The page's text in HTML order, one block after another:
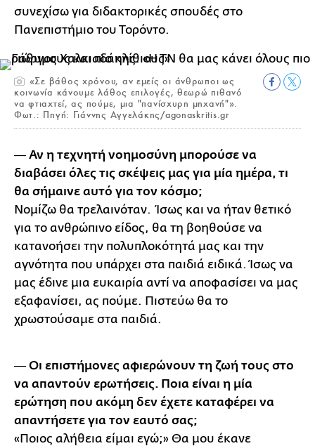
συνεχίσω για διδακτορικές σπουδές στο
Πανεπιστήμιο του Τορόντο.
«Σε βάθος χρόνου, αν εμείς οι άνθρωποι ως
κοινωνία κάνουμε λάθος επιλογές, θεωρώ πιθανό
να φτιαχτεί, ας πούμε, μια "πανίσχυρη μηχανή"».
Φωτ.: Πηγή: Γιάννης Αγγελάκης/agonaskritis.gr
― Αν η τεχνητή νοημοσύνη μπορούσε να
διαβάσει όλες τις σκέψεις μας για μία ημέρα, τι
θα σήμαινε αυτό για τον κόσμο;
Νομίζω θα τρελαινόταν. Ίσως και να ήταν θετικό
για το ανθρώπινο είδος, θα τη βοηθούσε να
κατανοήσει την πολυπλοκότητά μας και την
αγνότητα που υπάρχει στα παιδιά ειδικά. Ίσως να
μας έδινε μια ευκαιρία αντί να αποφασίσει να μας
εξαφανίσει, ας πούμε. Πιστεύω θα το
χρωστούσαμε στα παιδιά.
― Οι επιστήμονες αφιερώνουν τη ζωή τους στο
να απαντούν ερωτήσεις. Ποια είναι η μία
ερώτηση που ακόμη δεν έχετε καταφέρει να
απαντήσετε για τον εαυτό σας;
«Ποιος αλήθεια είμαι εγώ;» Θα μου έκανε